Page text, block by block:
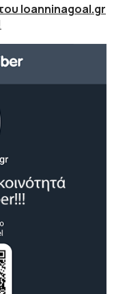
Ioanninagoal.gr